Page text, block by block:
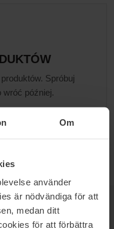
Om
använder
är nödvändiga för att
medan ditt
för att förbättra
Spróbuj
wróć później.
JAKO PIERWSZY